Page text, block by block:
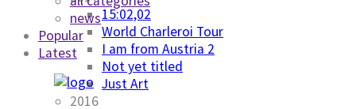
15:02,02
World Charleroi Tour
I am from Austria 2
Not yet titled
Just Art
2016
news
Popular
Latest